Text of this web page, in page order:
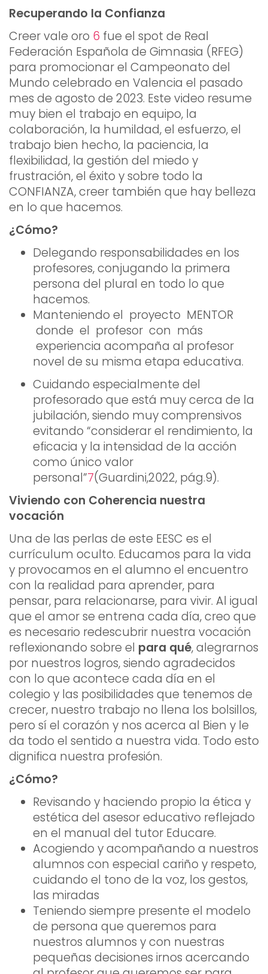
Recuperando la Confianza
Creer vale oro 6 fue el spot de Real
Federación Española de Gimnasia (RFEG)
para promocionar el Campeonato del
Mundo celebrado en Valencia el pasado
mes de agosto de 2023. Este video resume
muy bien el trabajo en equipo, la
colaboración, la humildad, el esfuerzo, el
trabajo bien hecho, la paciencia, la
flexibilidad, la gestión del miedo y
frustración, el éxito y sobre todo la
CONFIANZA, creer también que hay belleza
en lo que hacemos.
¿Cómo?
Delegando responsabilidades en los
profesores, conjugando la primera
persona del plural en todo lo que
hacemos.
Manteniendo el proyecto MENTOR
donde el profesor con más
experiencia acompaña al profesor
novel de su misma etapa educativa.
Cuidando especialmente del
profesorado que está muy cerca de la
jubilación, siendo muy comprensivos
evitando “considerar el rendimiento, la
eficacia y la intensidad de la acción
como único valor
personal”7(Guardini,2022, pág.9).
Viviendo con Coherencia nuestra
vocación
Una de las perlas de este EESC es el
currículum oculto. Educamos para la vida
y provocamos en el alumno el encuentro
con la realidad para aprender, para
pensar, para relacionarse, para vivir. Al igual
que el amor se entrena cada día, creo que
es necesario redescubrir nuestra vocación
reflexionando sobre el para qué, alegrarnos
por nuestros logros, siendo agradecidos
con lo que acontece cada día en el
colegio y las posibilidades que tenemos de
crecer, nuestro trabajo no llena los bolsillos,
pero sí el corazón y nos acerca al Bien y le
da todo el sentido a nuestra vida. Todo esto
dignifica nuestra profesión.
¿Cómo?
Revisando y haciendo propio la ética y
estética del asesor educativo reflejado
en el manual del tutor Educare.
Acogiendo y acompañando a nuestros
alumnos con especial cariño y respeto,
cuidando el tono de la voz, los gestos,
las miradas
Teniendo siempre presente el modelo
de persona que queremos para
nuestros alumnos y con nuestras
pequeñas decisiones irnos acercando